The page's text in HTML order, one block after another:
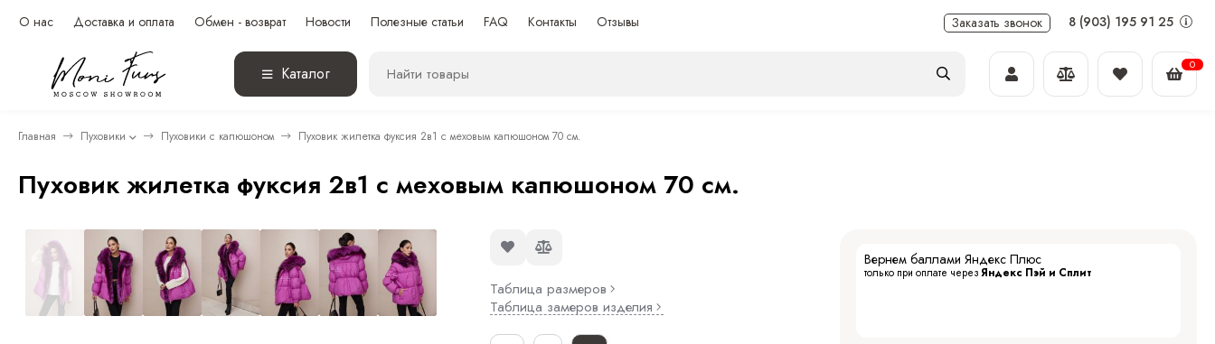
О нас Доставка и оплата Обмен - возврат Новости Полезные статьи FAQ Контакты Отзывы Заказать звонок 8 (903) 195 91 25
Каталог 0
Главная Пуховики Пуховики с капюшоном Пуховик жилетка фуксия 2в1 с меховым капюшоном 70 см.
Пуховик жилетка фуксия 2в1 с меховым капюшоном 70 см.
Таблица размеров
Таблица замеров изделия
Вернем баллами Яндекс Плюс
только при оплате черезЯндекс Пэй и Сплит